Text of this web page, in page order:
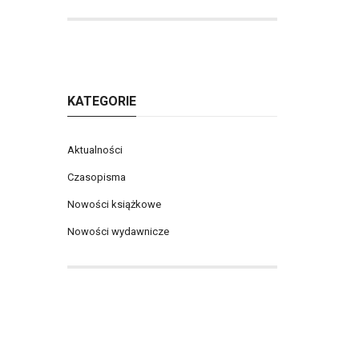
KATEGORIE
Aktualności
Czasopisma
Nowości książkowe
Nowości wydawnicze